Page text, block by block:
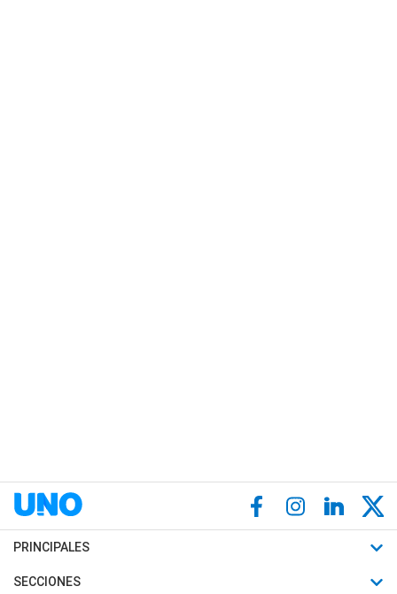
PRINCIPALES
Últimas Noticias
SECCIONES